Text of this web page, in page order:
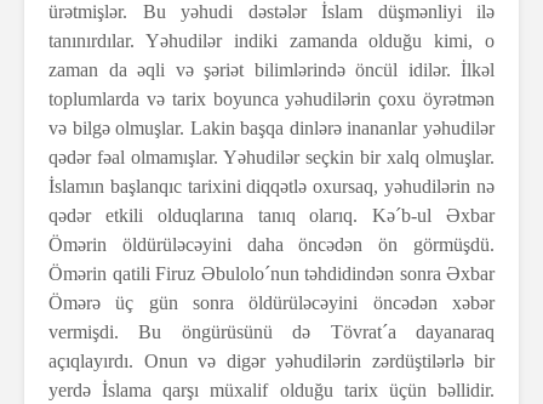
ürətmişlər. Bu yəhudi dəstələr İslam düşmənliyi ilə
tanınırdılar. Yəhudilər indiki zamanda olduğu kimi, o
zaman da əqli və şəriət bilimlərində öncül idilər. İlkəl
toplumlarda və tarix boyunca yəhudilərin çoxu öyrətmən
və bilgə olmuşlar. Lakin başqa dinlərə inananlar yəhudilər
qədər fəal olmamışlar. Yəhudilər seçkin bir xalq olmuşlar.
İslamın başlanqıc tarixini diqqətlə oxursaq, yəhudilərin nə
qədər etkili olduqlarına tanıq olarıq. Kə´b-ul Əxbar
Ömərin öldürüləcəyini daha öncədən ön görmüşdü.
Ömərin qatili Firuz Əbulolo´nun təhdidindən sonra Əxbar
Ömərə üç gün sonra öldürüləcəyini öncədən xəbər
vermişdi. Bu öngürüsünü də Tövrat´a dayanaraq
açıqlayırdı. Onun və digər yəhudilərin zərdüştilərlə bir
yerdə İslama qarşı müxalif olduğu tarix üçün bəllidir.